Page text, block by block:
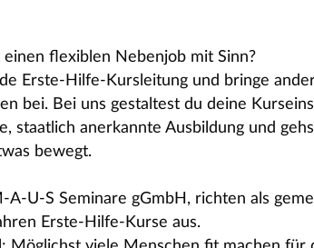
einen flexiblen Nebenjob mit Sinn?
Erste-Hilfe-Kursleitung und bringe
bei. Bei uns gestaltest du deine
staatlich anerkannte Ausbildung und
bewegt.
A-U-S Seminare gGmbH, richten als
Erste-Hilfe-Kurse aus.